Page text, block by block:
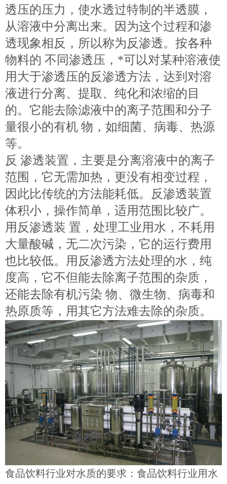
透压的压力，使水透过特制的半透膜，
从溶液中分离出来。因为这个过程和渗
透现象相反，所以称为反渗透。按各种
物料的 不同渗透压，*可以对某种溶液使
用大于渗透压的反渗透方法，达到对溶
液进行分离、提取、纯化和浓缩的目
的。它能去除滤液中的离子范围和分子
量很小的有机 物，如细菌、病毒、热源
等。
反 渗透装置，主要是分离溶液中的离子
范围，它无需加热，更没有相变过程，
因此比传统的方法能耗低。反渗透装置
体积小，操作简单，适用范围比较广。
用反渗透装 置，处理工业用水，不耗用
大量酸碱，无二次污染，它的运行费用
也比较低。用反渗透方法处理的水，纯
度高，它不但能去除离子范围的杂质，
还能去除有机污染 物、微生物、病毒和
热原质等，用其它方法难去除的杂质。
食品饮料行业对水质的要求：食品饮料行业用水